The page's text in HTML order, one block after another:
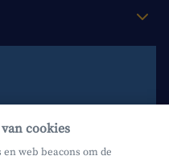
cookies
web beacons om de